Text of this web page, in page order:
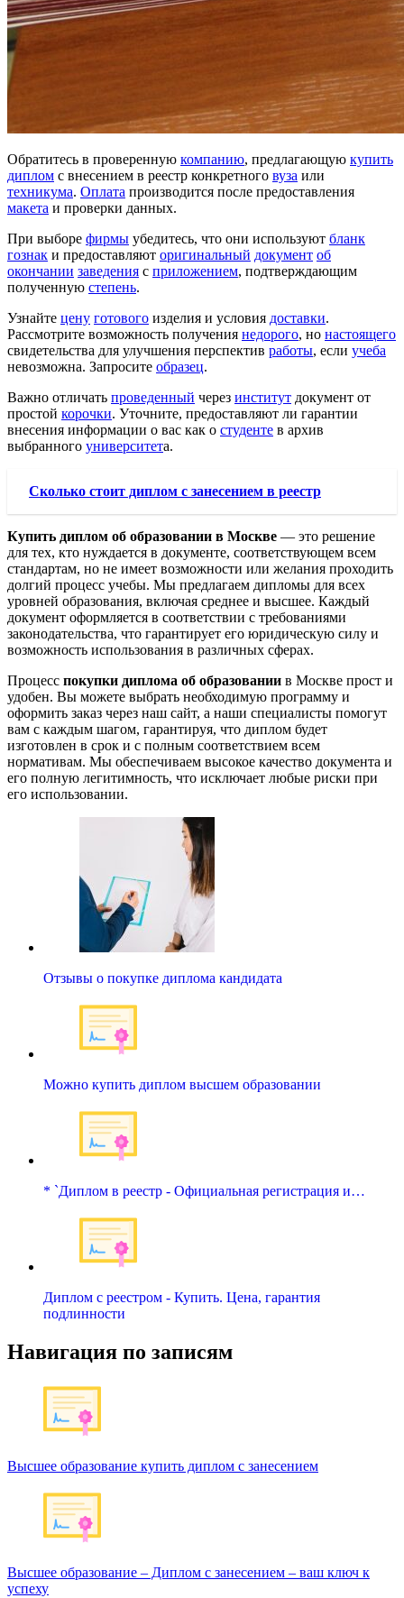
Обратитесь в проверенную компанию, предлагающую купить
диплом с внесением в реестр конкретного вуза или
техникума. Оплата производится после предоставления
макета и проверки данных.
При выборе фирмы убедитесь, что они используют бланк
гознак и предоставляют оригинальный документ об
окончании заведения с приложением, подтверждающим
полученную степень.
Узнайте цену готового изделия и условия доставки.
Рассмотрите возможность получения недорого, но настоящего
свидетельства для улучшения перспектив работы, если учеба
невозможна. Запросите образец.
Важно отличать проведенный через институт документ от
простой корочки. Уточните, предоставляют ли гарантии
внесения информации о вас как о студенте в архив
выбранного университета.
Сколько стоит диплом с занесением в реестр
Купить диплом об образовании в Москве — это решение
для тех, кто нуждается в документе, соответствующем всем
стандартам, но не имеет возможности или желания проходить
долгий процесс учебы. Мы предлагаем дипломы для всех
уровней образования, включая среднее и высшее. Каждый
документ оформляется в соответствии с требованиями
законодательства, что гарантирует его юридическую силу и
возможность использования в различных сферах.
Процесс покупки диплома об образовании в Москве прост и
удобен. Вы можете выбрать необходимую программу и
оформить заказ через наш сайт, а наши специалисты помогут
вам с каждым шагом, гарантируя, что диплом будет
изготовлен в срок и с полным соответствием всем
нормативам. Мы обеспечиваем высокое качество документа и
его полную легитимность, что исключает любые риски при
его использовании.
Отзывы о покупке диплома кандидата
Можно купить диплом высшем образовании
* `Диплом в реестр - Официальная регистрация и…
Диплом с реестром - Купить. Цена, гарантия
подлинности
Навигация по записям
Высшее образование купить диплом с занесением
Высшее образование – Диплом с занесением – ваш ключ к
успеху